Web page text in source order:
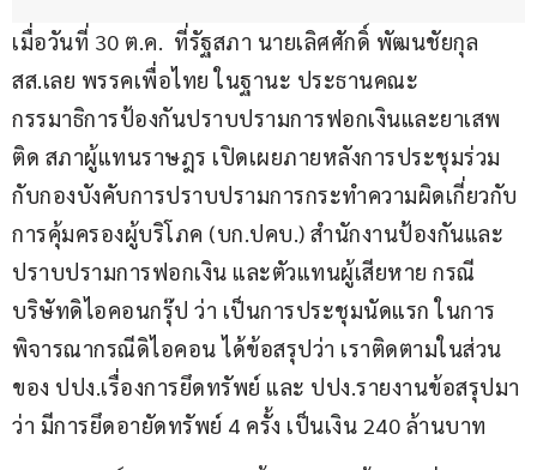
เมื่อวันที่ 30 ต.ค.  ที่รัฐสภา นายเลิศศักดิ์ พัฒนชัยกุล
สส.เลย พรรคเพื่อไทย ในฐานะ ประธานคณะ
กรรมาธิการป้องกันปราบปรามการฟอกเงินและยาเสพ
ติด สภาผู้แทนราษฎร เปิดเผยภายหลังการประชุมร่วม
กับกองบังคับการปราบปรามการกระทำความผิดเกี่ยวกับ
การคุ้มครองผู้บริโภค (บก.ปคบ.) สำนักงานป้องกันและ
ปราบปรามการฟอกเงิน และตัวแทนผู้เสียหาย กรณี
บริษัทดิไอคอนกรุ๊ป ว่า เป็นการประชุมนัดแรก ในการ
พิจารณากรณีดิไอคอน ได้ข้อสรุปว่า เราติดตามในส่วน
ของ ปปง.เรื่องการยึดทรัพย์ และ ปปง.รายงานข้อสรุปมา
ว่า มีการยึดอายัดทรัพย์ 4 ครั้ง เป็นเงิน 240 ล้านบาท